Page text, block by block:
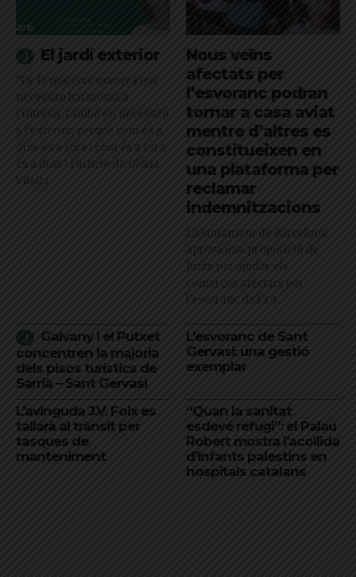
El jardí exterior
"De la mateixa manera que
necessito harmonia a
l’interior, també en necessito
a l’exterior, perquè com és a
dins és a fora i com és a fora
és a dins": l'article de Glòria
Vilalta
Nous veïns
afectats per
l’esvoranc podran
tornar a casa aviat
mentre d’altres es
constitueixen en
una plataforma per
reclamar
indemnitzacions
L’Ajuntament de Barcelona
aprova una proposició de
Junts per ajudar els
comerços afectats per
l'esvoranc de l'L9
Galvany i el Putxet
concentren la majoria
dels pisos turístics de
Sarrià – Sant Gervasi
L’esvoranc de Sant
Gervasi: una gestió
exemplar
L’avinguda J.V. Foix es
tallarà al trànsit per
tasques de
manteniment
“Quan la sanitat
esdevé refugi”: el Palau
Robert mostra l’acollida
d’infants palestins en
hospitals catalans